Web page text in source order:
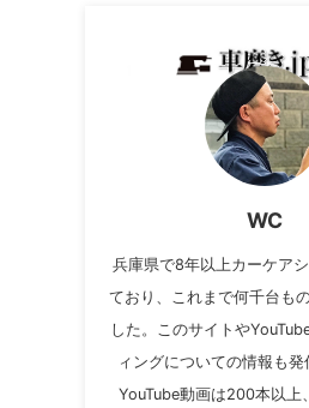
WC
兵庫県で8年以上カーケア
ており、これまで何千台も
した。このサイトや
ィングについての情報も発
YouTube動画は200本以上